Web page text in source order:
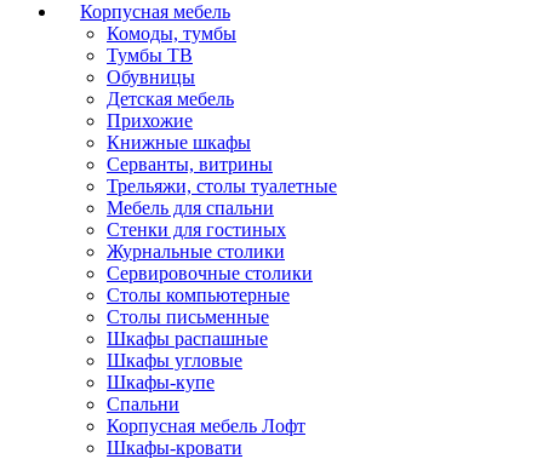
Корпусная мебель
Комоды, тумбы
Тумбы ТВ
Обувницы
Детская мебель
Прихожие
Книжные шкафы
Серванты, витрины
Трельяжи, столы туалетные
Мебель для спальни
Стенки для гостиных
Журнальные столики
Сервировочные столики
Столы компьютерные
Столы письменные
Шкафы распашные
Шкафы угловые
Шкафы-купе
Спальни
Корпусная мебель Лофт
Шкафы-кровати